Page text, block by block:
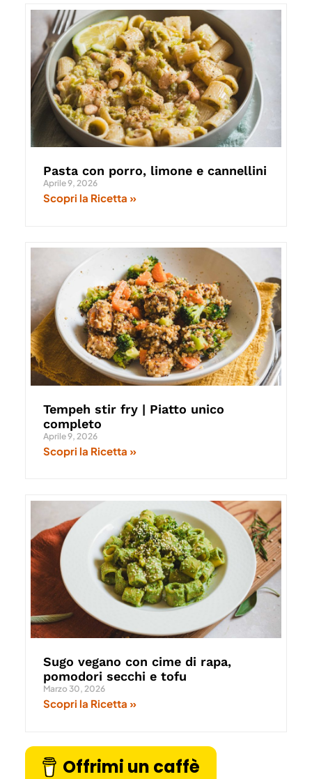
Pasta con porro, limone e cannellini
Aprile 9, 2026
Scopri la Ricetta »
Tempeh stir fry | Piatto unico
completo
Aprile 9, 2026
Scopri la Ricetta »
Sugo vegano con cime di rapa,
pomodori secchi e tofu
Marzo 30, 2026
Scopri la Ricetta »
Offrimi un caffè